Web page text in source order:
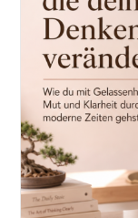
Geht
Weiter
Von
John